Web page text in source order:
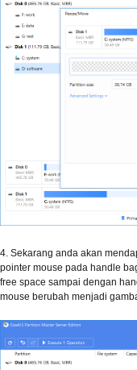
4. Sekarang anda akan
pointer mouse pada handle
free space sampai dengan
mouse berubah menjadi